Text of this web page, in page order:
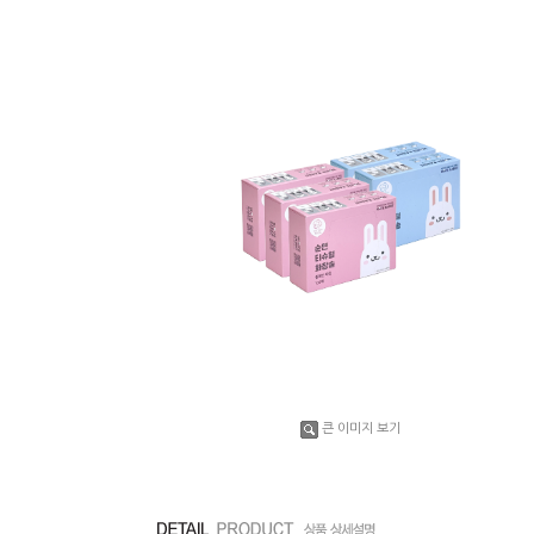
큰 이미지 보기